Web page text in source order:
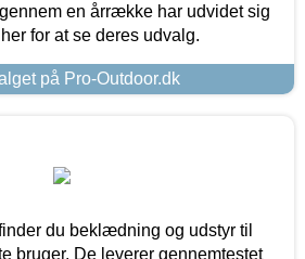
en årrække har udvidet sig
for at se deres udvalg.
på Pro-Outdoor.dk
du beklædning og udstyr til
bruger. De leverer gennemtestet